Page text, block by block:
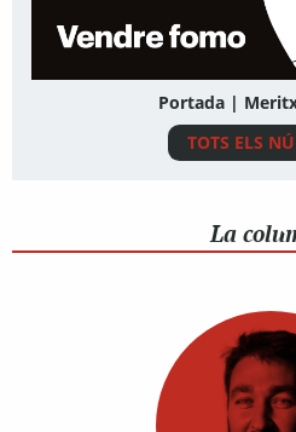
Portada |
TOTS ELS
La